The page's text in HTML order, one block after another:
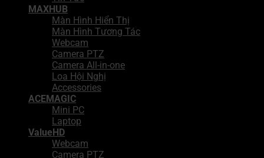
MAXHUB
Màn Hình Hiển Thị
Màn Hình Tương Tác
Webcam
Camera PTZ
Camera All-in-one
Loa Hội Nghị
Accessories
ACEMAGIC
Mini PC
Laptop
ValueHD
Webcam
Camera PTZ